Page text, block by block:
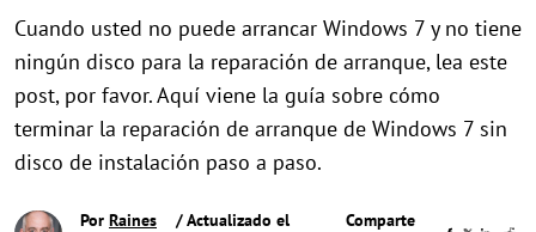
Cuando usted no puede arrancar Windows 7 y no tiene
ningún disco para la reparación de arranque, lea este
post, por favor. Aquí viene la guía sobre cómo
terminar la reparación de arranque de Windows 7 sin
disco de instalación paso a paso.
Por Raines
/ Actualizado el
Comparte